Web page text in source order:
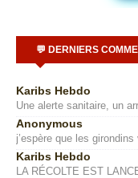
💬 DERNIERS
Karibs Hebdo
Une alerte sanitaire, un
Anonymous
j’espère que les
Karibs Hebdo
LA RÉCOLTE EST